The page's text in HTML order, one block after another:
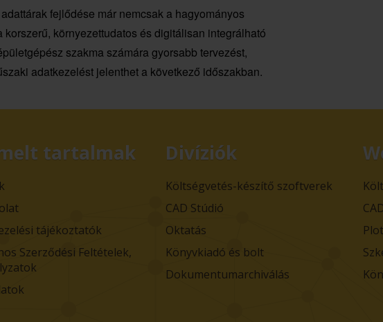
fejlődése már nemcsak a hagyományos
környezettudatos és digitálisan integrálható
szakma számára gyorsabb tervezést,
adatkezelést jelenthet a következő időszakban.
tartalmak
tájékoztatók
Szerződési Feltételek,
Divíziók
Költségvetés-készítő szoftverek
CAD Stúdió
Oktatás
Könyvkiadó és bolt
Dokumentumarchiválás